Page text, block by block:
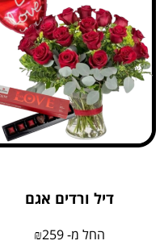
דיל ורדים אגם
החל מ- ₪259